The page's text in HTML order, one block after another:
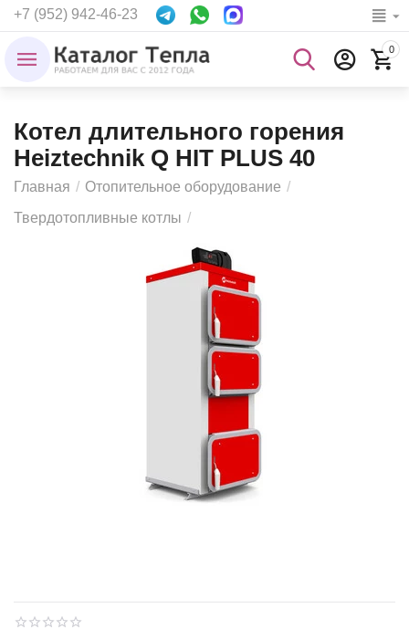
+7 (952) 942-46-23
0
Котел длительного горения
Heiztechnik Q HIT PLUS 40
Главная / Отопительное оборудование /
Твердотопливные котлы /